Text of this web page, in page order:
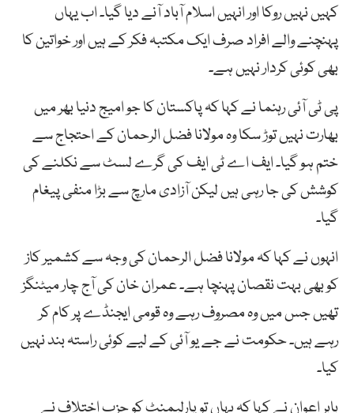
کہیں نہیں روکا اور انہیں اسلام آباد آنے دیا گیا۔ اب یہاں
پہنچنے والے افراد صرف ایک مکتبہ فکر کے ہیں اور خواتین کا
بھی کوئی کردار نہیں ہے۔
پی ٹی آئی رہنما نے کہا کہ پاکستان کا جو امیج دنیا بھر میں
بھارت نہیں توڑ سکا وہ مولانا فضل الرحمان کے احتجاج سے
ختم ہو گیا۔ ایف اے ٹی ایف کی گرے لسٹ سے نکلنے کی
کوشش کی جا رہی ہیں لیکن آزادی مارچ سے بڑا منفی پیغام
گیا۔
انہوں نے کہا کہ مولانا فضل الرحمان کی وجہ سے کشمیر کاز
کو بھی بہت نقصان پہنچا ہے۔ عمران خان کی آج چار میٹنگز
تھیں جس میں وہ مصروف رہے وہ قومی ایجنڈے پر کام کر
رہے ہیں۔ حکومت نے جے یو آئی کے لیے کوئی راستہ بند نہیں
کیا۔
بابر اعوان نے کہا کہ یہاں تو پارلیمنٹ کو حزب اختلاف نے